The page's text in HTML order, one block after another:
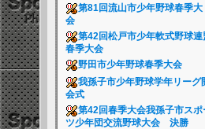
第81回流山市少年野球春季大
会
第42回松戸市少年軟式野球連
春季大会
野田市少年野球春季大会
我孫子市少年野球学年リーグ
会式
第42回春季大会我孫子市スポ
ツ少年団交流野球大会 決勝